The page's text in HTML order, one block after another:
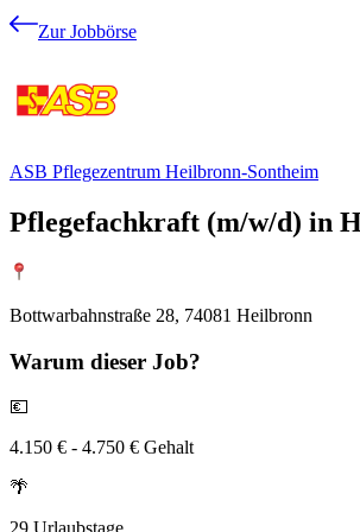
Zur Jobbörse
ASB Pflegezentrum Heilbronn-Sontheim
Pflegefachkraft (m/w/d) in
Bottwarbahnstraße 28, 74081 Heilbronn
Warum dieser Job?
💶
4.150 € - 4.750 € Gehalt
🌴